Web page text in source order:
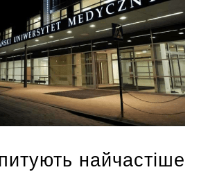
найчастіше